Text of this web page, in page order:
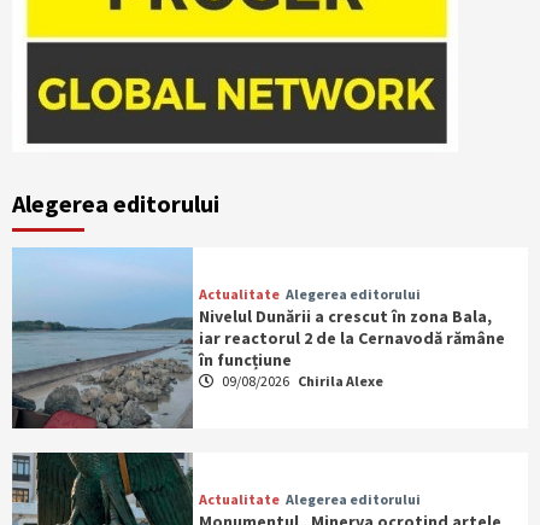
Alegerea editorului
Actualitate Alegerea editorului
Nivelul Dunării a crescut în zona Bala,
iar reactorul 2 de la Cernavodă rămâne
în funcțiune
09/08/2026 Chirila Alexe
Actualitate Alegerea editorului